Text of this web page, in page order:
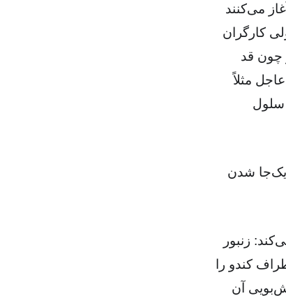
می‌کنند
کارگران
چون قد
مثلاً
سلول
یک‌جا شدن
زنبور
چهار اطراف کندو را
آن